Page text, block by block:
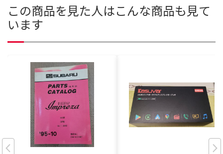
この商品を見た人はこんな商品も見て
います